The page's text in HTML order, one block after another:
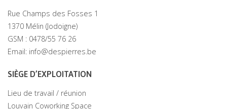
Rue Champs des Fosses 1
1370 Mélin (Jodoigne)
GSM : 0478/55 76 26
Email: info@despierres.be
SIÈGE D’EXPLOITATION
Lieu de travail / réunion
Louvain Coworking Space